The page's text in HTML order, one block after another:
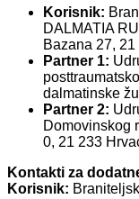
Korisnik:
DALMATIA
Bazana 27,
Partner 1:
dalmatinske
Partner 2:
Domovinskog
0, 21 233
Kontakti za
Korisnik: